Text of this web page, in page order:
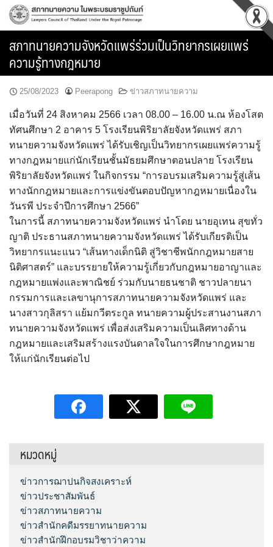
Skip
สภาทนายความจังหวัดแพร่ร่วมเป็นวิทยากรเผยแพร่
ความรู้ทางกฎหมาย
25/08/2023 Peerapong ข่าวสภาทนายความ
เมื่อวันที่ 24 สิงหาคม 2566 เวลา 08.00 – 16.00 น.ณ ห้องโสต
ทัศนศึกษา 2 อาคาร 5 โรงเรียนพิริยาลัยจังหวัดแพร่ สภา
ทนายความจังหวัดแพร่ ได้รับเชิญเป็นวิทยากรเผยแพร่ความรู้
ทางกฎหมายแก่นักเรียนชั้นมัธยมศึกษาตอนปลาย โรงเรียน
พิริยาลัยจังหวัดแพร่ ในกิจกรรม “การอบรมเสริมความรู้สู่เส้น
ทางนักกฎหมายและการแข่งขันตอบปัญหากฎหมายเนื่องใน
วันรพี ประจำปีการศึกษา 2566”
ในการนี้ สภาทนายความจังหวัดแพร่ นำโดย นายอุเทน สุขทั่ว
ญาติ ประธานสภาทนายความจังหวัดแพร่ ได้รับเกียรติเป็น
วิทยากรแนะแนว “เส้นทางเด็กนิติ สู่วิชาชีพนักกฎหมายสาย
นิติศาสตร์” และบรรยายให้ความรู้เกี่ยวกับกฎหมายอาญาและ
กฎหมายแพ่งและพาณิชย์ ร่วมกับนายธนชาติ ชาวปลายนา
กรรมการและเลขานุการสภาทนายความจังหวัดแพร่ และ
นางสาวกุลิสรา แย้มกวีตระกูล ทนายความผู้ประสานงานสภา
ทนายความจังหวัดแพร่ เพื่อส่งเสริมความเป็นเลิศทางด้าน
กฎหมายและเสริมสร้างแรงบันดาลใจในการศึกษากฎหมาย
ให้แก่นักเรียนต่อไป
หมวดหมู่
ข่าวการฌาปนกิจสงเคราะห์
ข่าวประชาสัมพันธ์
ข่าวสภาทนายความ
ข่าวสำนักคดีมรรยาทนายความ
ข่าวสำนักฝึกอบรมวิชาว่าความ